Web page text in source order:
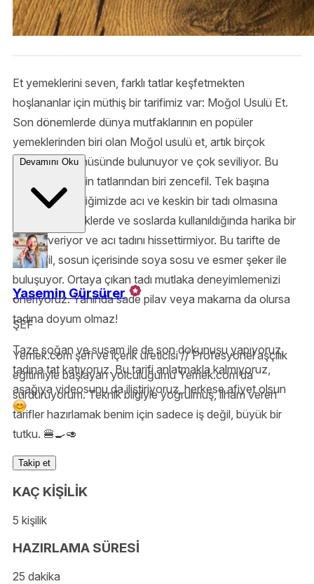
Et yemeklerini seven, farklı tatlar keşfetmekten
hoşlananlar için müthiş bir tarifimiz var: Moğol Usulü Et.
Son dönemlerde dünya mutfaklarının en popüler
yemeklerinden biri olan Moğol usulü et, artık birçok
restoranın menüsünde bulunuyor ve çok seviliyor. Bu
tarifin en belirgin tatlarından biri zencefil. Tek başına
tüketmek istediğimizde acı ve keskin bir tadı olmasına
rağmen, yemeklerde ve soslarda kullanıldığında harika bir
aroma veriyor ve acı tadını hissettirmiyor. Bu tarifte de
zencefil, sosun içerisinde soya sosu ve esmer şeker ile
buluşuyor. Ortaya çıkan tadı mutlaka deneyimlemenizi
öneriyoruz. Yanında sade pilav veya makarna da olursa
tadına doyum olmaz!
Taze soğan ve susam ile de son dokunuşu yapıyoruz,
tadına tat katıyoruz. Bu tarifi anlatmakla kalmıyoruz,
aşağıya videosunu da iliştiriyoruz, herkese afiyet olsun
Devamını Oku
Yasemin Gürsürer
ŞEF
Yemek.com şefi ve içerik üreticisi // Profesyonel aşçılık
eğitimiyle başlayan yolculuğumu Yemek.com’da
sürdürüyorum. Teknik bilgiyle yoğrulmuş, ilham veren
tarifler hazırlamak benim için sadece iş değil, büyük bir
tutku. 🍔🍳🥑
Takip et
KAÇ KİŞİLİK
5 kişilik
HAZIRLAMA SÜRESİ
25 dakika